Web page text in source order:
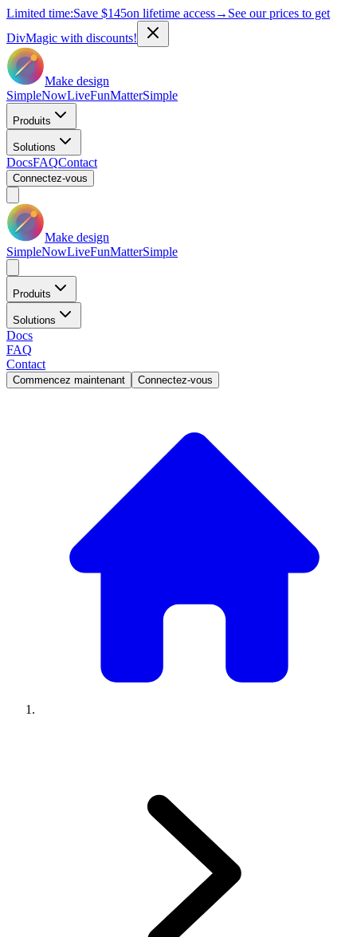
Limited time:Save $145on lifetime access→ See our prices to get
DivMagic with discounts!
Make design
SimpleNowLiveFunMatterSimple
Produits
Solutions
DocsFAQContact
Connectez-vous
Make design
SimpleNowLiveFunMatterSimple
Produits
Solutions
Docs
FAQ
Contact
Commencez maintenant Connectez-vous